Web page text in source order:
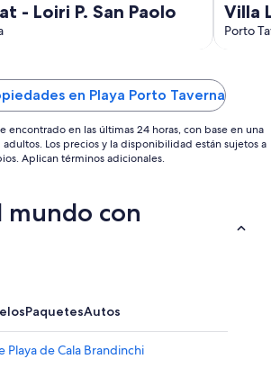
- Loiri P. San Paolo
Villa
Porto
en Playa Porto Taverna
encontrado en las últimas 24 horas, con base en una
adultos. Los precios y la disponibilidad están sujetos a
Aplican términos adicionales.
mundo con
PaquetesAutos
Playa de Cala Brandinchi